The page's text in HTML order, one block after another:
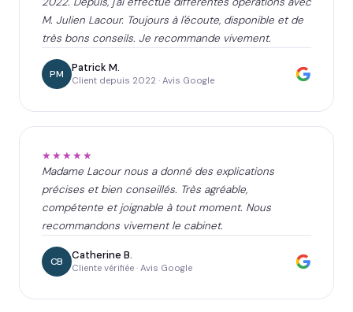
M. Julien Lacour. Toujours à l'écoute, disponible et de
très bons conseils. Je recommande vivement.
PM Patrick M.
Client depuis 2022 · Avis Google
★★★★★
Madame Lacour nous a donné des explications
précises et bien conseillés. Très agréable,
compétente et joignable à tout moment. Nous
recommandons vivement le cabinet.
CB Catherine B.
Cliente vérifiée · Avis Google